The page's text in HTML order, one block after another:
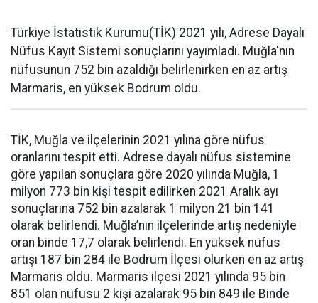
Türkiye İstatistik Kurumu(TİK) 2021 yılı, Adrese Dayalı
Nüfus Kayıt Sistemi sonuçlarını yayımladı. Muğla'nın
nüfusunun 752 bin azaldığı belirlenirken en az artış
Marmaris, en yüksek Bodrum oldu.
TİK, Muğla ve ilçelerinin 2021 yılına göre nüfus
oranlarını tespit etti. Adrese dayalı nüfus sistemine
göre yapılan sonuçlara göre 2020 yılında Muğla, 1
milyon 773 bin kişi tespit edilirken 2021 Aralık ayı
sonuçlarına 752 bin azalarak 1 milyon 21 bin 141
olarak belirlendi. Muğla’nın ilçelerinde artış nedeniyle
oran binde 17,7 olarak belirlendi. En yüksek nüfus
artışı 187 bin 284 ile Bodrum İlçesi olurken en az artış
Marmaris oldu. Marmaris ilçesi 2021 yılında 95 bin
851 olan nüfusu 2 kişi azalarak 95 bin 849 ile Binde